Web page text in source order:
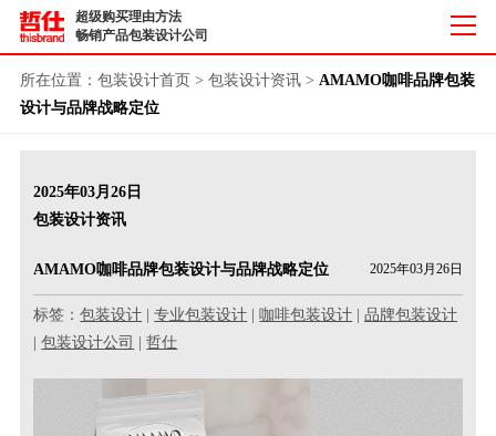
超级购买理由方法
畅销产品包装设计公司
所在位置： 包装设计首页 > 包装设计资讯> AMAMO咖啡品牌包装
设计与品牌战略定位
2025年03月26日
包装设计资讯
AMAMO咖啡品牌包装设计与品牌战略定位 2025年03月26日
标签：包装设计 |专业包装设计 |咖啡包装设计 |品牌包装设计
|包装设计公司 |哲仕